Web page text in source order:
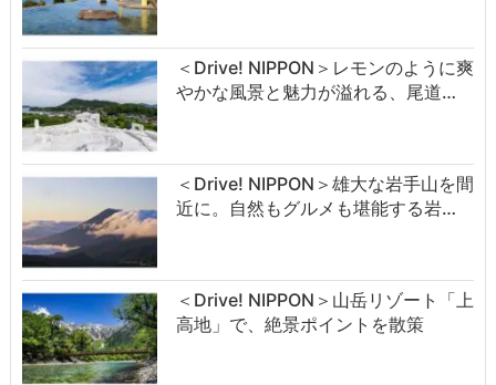
＜Drive! NIPPON＞レモンのように爽
やかな風景と魅力が溢れる、尾道…
＜Drive! NIPPON＞雄大な岩手山を間
近に。自然もグルメも堪能する岩…
＜Drive! NIPPON＞山岳リゾート「上
高地」で、絶景ポイントを散策